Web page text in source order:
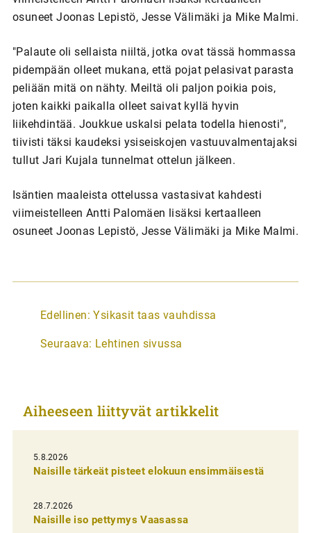
osuneet Joonas Lepistö, Jesse Välimäki ja Mike Malmi.
"Palaute oli sellaista niiltä, jotka ovat tässä hommassa
pidempään olleet mukana, että pojat pelasivat parasta
peliään mitä on nähty. Meiltä oli paljon poikia pois,
joten kaikki paikalla olleet saivat kyllä hyvin
liikehdintää. Joukkue uskalsi pelata todella hienosti",
tiivisti täksi kaudeksi ysiseiskojen vastuuvalmentajaksi
tullut Jari Kujala tunnelmat ottelun jälkeen.
Isäntien maaleista ottelussa vastasivat kahdesti
viimeistelleen Antti Palomäen lisäksi kertaalleen
osuneet Joonas Lepistö, Jesse Välimäki ja Mike Malmi.
A
t
k
e
l
i
e
n
Edellinen: Ysikasit taas vauhdissa
Seuraava: Lehtinen sivussa
Aiheeseen liittyvät artikkelit
5.8.2026
Naisille tärkeät pisteet elokuun ensimmäisestä
28.7.2026
Naisille iso pettymys Vaasassa